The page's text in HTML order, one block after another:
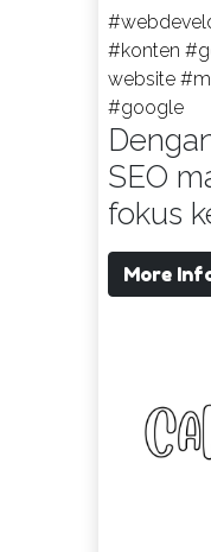
#konten
website
#google
SEO
fokus
More